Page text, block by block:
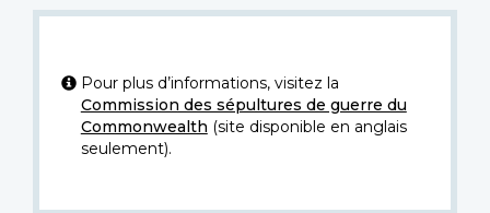
Pour plus d’informations, visitez la
Commission des sépultures de guerre du
Commonwealth (site disponible en anglais
seulement).